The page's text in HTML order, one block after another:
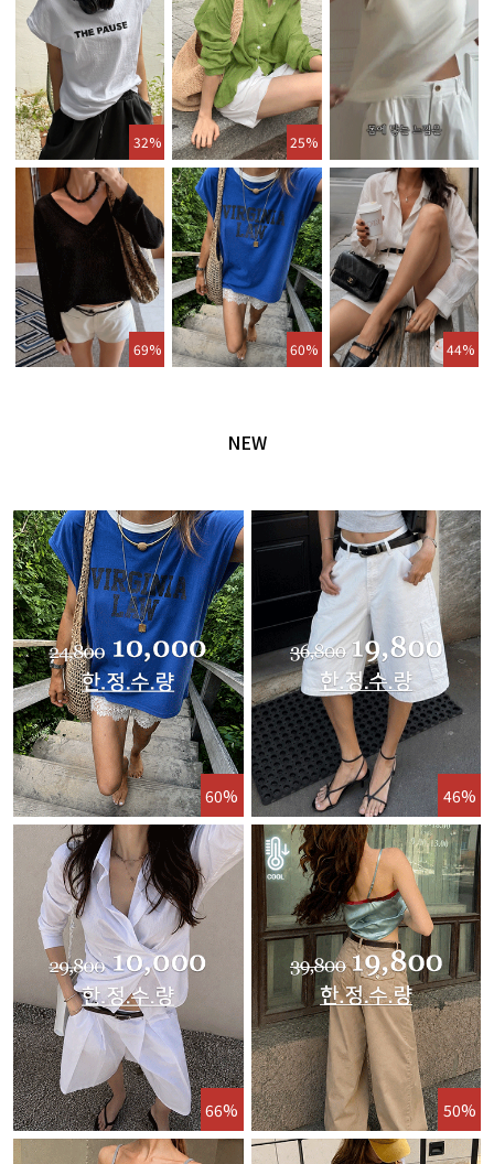
32% 25%
69% 60% 44%
NEW
60% 46%
66% 50%